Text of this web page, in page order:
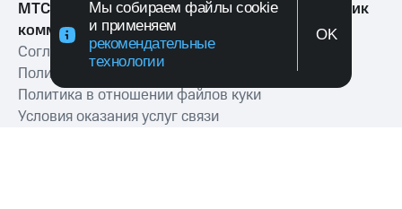
Мы собираем файлы cookie
и применяем
рекомендательные
технологии
OK
МТС Exolve (АО «МТТ») — ведущий разработчик
коммуникационных решений для бизнеса
Согласие на обработку персональных данных
Политика обработки персональных данных
Политика в отношении файлов куки
Условия оказания услуг связи